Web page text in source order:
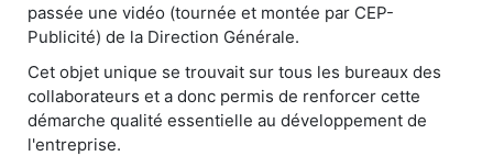
passée une vidéo (tournée et montée par CEP-
Publicité) de la Direction Générale.
Cet objet unique se trouvait sur tous les bureaux des
collaborateurs et a donc permis de renforcer cette
démarche qualité essentielle au développement de
l'entreprise.